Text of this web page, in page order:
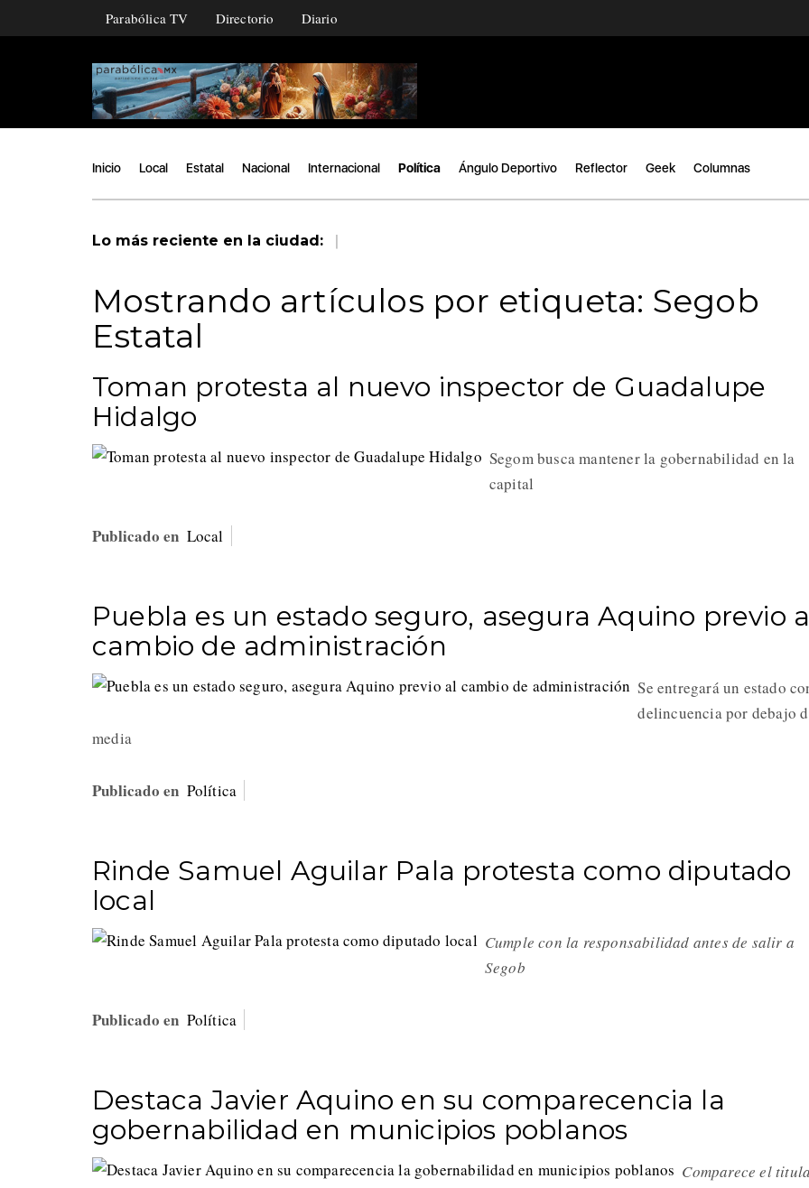
Parabólica TV Directorio Diario
Inicio Local Estatal Nacional Internacional Política Ángulo Deportivo Reflector Geek Columnas
Lo más reciente en la ciudad: |
Mostrando artículos por etiqueta: Segob
Estatal
Toman protesta al nuevo inspector de Guadalupe
Hidalgo
Segom busca mantener la gobernabilidad en la
capital
Publicado en Local
Puebla es un estado seguro, asegura Aquino previo
cambio de administración
Se entregará un estado
delincuencia por debajo
media
Publicado en Política
Rinde Samuel Aguilar Pala protesta como diputado
local
Cumple con la responsabilidad antes de salir a
Segob
Publicado en Política
Destaca Javier Aquino en su comparecencia la
gobernabilidad en municipios poblanos
Comparece el